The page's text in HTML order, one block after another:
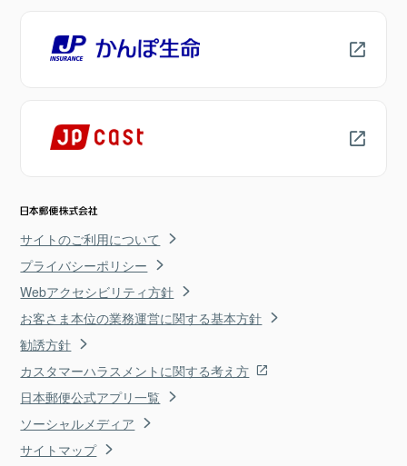
サイトのご利用について
プライバシーポリシー
Webアクセシビリティ方針
お客さま本位の業務運営に関する基本方針
勧誘方針
カスタマーハラスメントに関する考え方
日本郵便公式アプリ一覧
ソーシャルメディア
サイトマップ